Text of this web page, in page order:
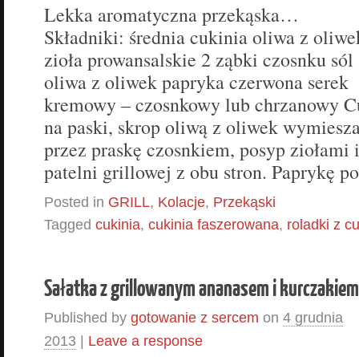
Lekka aromatyczna przekąska…
Składniki: średnia cukinia oliwa z
zioła prowansalskie 2 ząbki czosnku sól
oliwa z oliwek papryka czerwona serek
kremowy – czosnkowy lub chrzanowy
na paski, skrop oliwą z oliwek
przez praskę czosnkiem, posyp
patelni grillowej z obu stron. Paprykę
Posted in GRILL, Kolacje, Przekąski
Tagged cukinia, cukinia faszerowana, roladki z
Sałatka z grillowanym ananasem i kurczakiem
Published by gotowanie z sercem on 4 grudnia
2013 | Leave a response